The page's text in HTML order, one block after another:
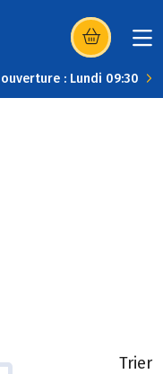
(s’ouvre dans
: Lundi 09:30
Trier